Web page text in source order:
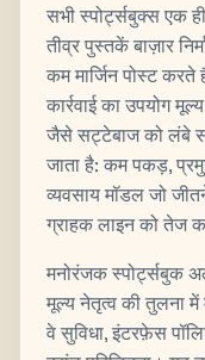
सभी स्पोर्ट्सबुक्स एक
तीव्र पुस्तकें बाज़ार
कम मार्जिन पोस्ट
कार्रवाई का उपयोग
जैसे सट्टेबाज को लंबे
जाता है: कम पकड़,
व्यवसाय मॉडल जो
ग्राहक लाइन को तेज
मनोरंजक स्पोर्ट्सबुक
मूल्य नेतृत्व की तुलना में
वे सुविधा, इंटरफ़ेस